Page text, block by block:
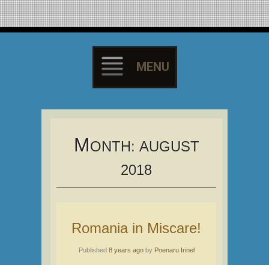
MENU
Skip
MONTH: AUGUST
2018
Romania in Miscare!
Published 8 years agoby Poenaru Irinel